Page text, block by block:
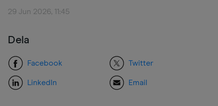
29 Jun 2026, 11:45
Dela
Facebook Twitter
LinkedIn Email